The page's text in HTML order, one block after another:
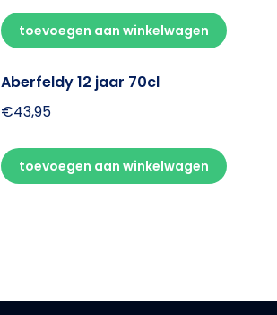
toevoegen aan winkelwagen
Aberfeldy 12 jaar 70cl
€43,95
toevoegen aan winkelwagen